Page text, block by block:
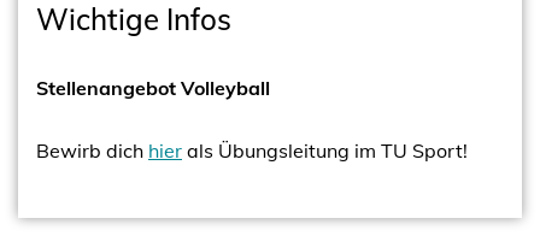
Wichtige Infos
Stellenangebot Volleyball
Bewirb dich hier als Übungsleitung im TU Sport!